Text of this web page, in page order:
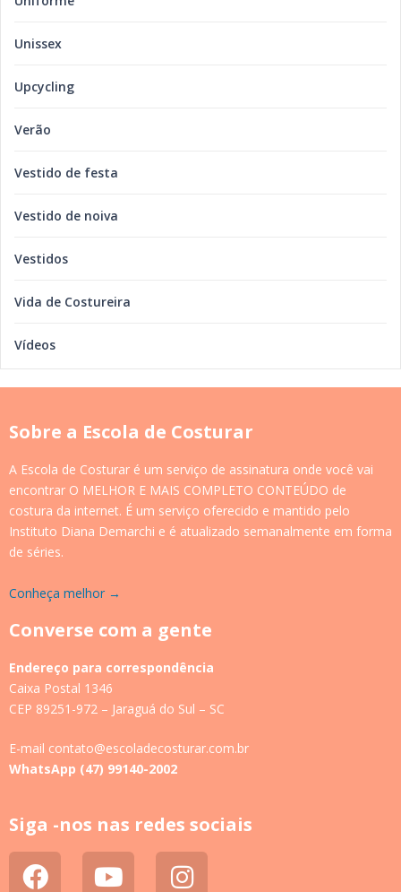
Unissex
Upcycling
Verão
Vestido de festa
Vestido de noiva
Vestidos
Vida de Costureira
Vídeos
Sobre a Escola de Costurar
A Escola de Costurar é um serviço de assinatura onde você vai
encontrar O MELHOR E MAIS COMPLETO CONTEÚDO de
costura da internet. É um serviço oferecido e mantido pelo
Instituto Diana Demarchi e é atualizado semanalmente em forma
de séries.
Conheça melhor →
Converse com a gente
Endereço para correspondência
Caixa Postal 1346
CEP 89251-972 – Jaraguá do Sul – SC
E-mail contato@escoladecosturar.com.br
WhatsApp (47) 99140-2002
Siga -nos nas redes sociais